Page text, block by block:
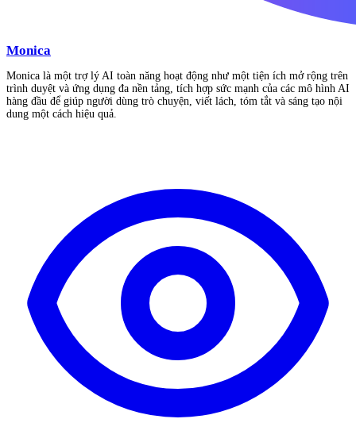
Monica
Monica là một trợ lý AI toàn năng hoạt động như một tiện ích mở rộng trên
trình duyệt và ứng dụng đa nền tảng, tích hợp sức mạnh của các mô hình AI
hàng đầu để giúp người dùng trò chuyện, viết lách, tóm tắt và sáng tạo nội
dung một cách hiệu quả.